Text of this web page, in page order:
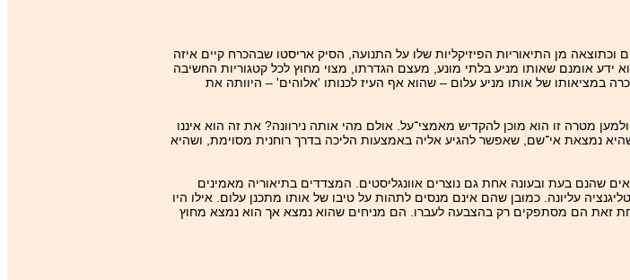
מן התיאוריות הפיזיקליות שלו על התנועה, הסיק אריסטו שבהכרח קיים איזה
אומנם שאותו מניע בלתי מונע, מעצם הגדרתו, מצוי מחוץ לכל קטגוריות החשיבה
במציאותו של אותו מניע עלום – שהוא אף העיז לכנותו 'אלוהים' – היוותה את
מטרה זו הוא מוכן להקדיש מאמצי־על. אולם מהי אותה נירוונה? את זה הוא איננו
נמצאת אי־שם, שאפשר להגיע אליה באמצעות הליכה בדרך רוחנית מסוימת, ושהיא
שהנם בעת ובעונה אחת גם נוצרים אוונגליסטים. המצדדים בתיאוריה מאמינים
עליונה. כמובן שהם אינם מנסים לתהות על טיבו של אותו מתכנן עלום. אילו היו
תחת זאת הם מסתפקים רק בהצבעה לעברו. הם מניחים שהוא נמצא אך הוא נמצא מחוץ